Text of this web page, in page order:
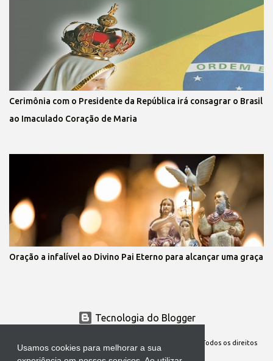
Usamos cookies para melhorar a sua
Cerimônia com o Presidente da República irá consagrar o Brasil
ao Imaculado Coração de Maria
Oração a infalível ao Divino Pai Eterno para alcançar uma graça
Tecnologia do Blogger
Site Oficial da Comunidade Nossa Senhora cuida de mim. Todos os direitos
reservados